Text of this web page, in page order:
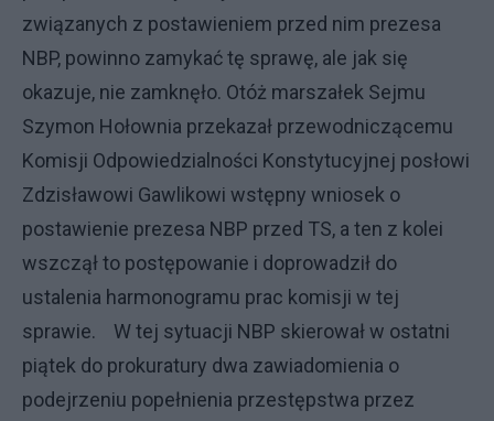
związanych z postawieniem przed nim prezesa
NBP, powinno zamykać tę sprawę, ale jak się
okazuje, nie zamknęło. Otóż marszałek Sejmu
Szymon Hołownia przekazał przewodniczącemu
Komisji Odpowiedzialności Konstytucyjnej posłowi
Zdzisławowi Gawlikowi wstępny wniosek o
postawienie prezesa NBP przed TS, a ten z kolei
wszczął to postępowanie i doprowadził do
ustalenia harmonogramu prac komisji w tej
sprawie. W tej sytuacji NBP skierował w ostatni
piątek do prokuratury dwa zawiadomienia o
podejrzeniu popełnienia przestępstwa przez